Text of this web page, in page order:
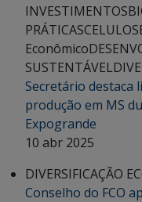
INVESTIMENTOS
PRÁTICAS
Econômico
SUSTENTÁVEL
Secretário destaca
produção em MS
Expogrande
10 abr 2025
DIVERSIFICAÇÃO
Conselho do FCO